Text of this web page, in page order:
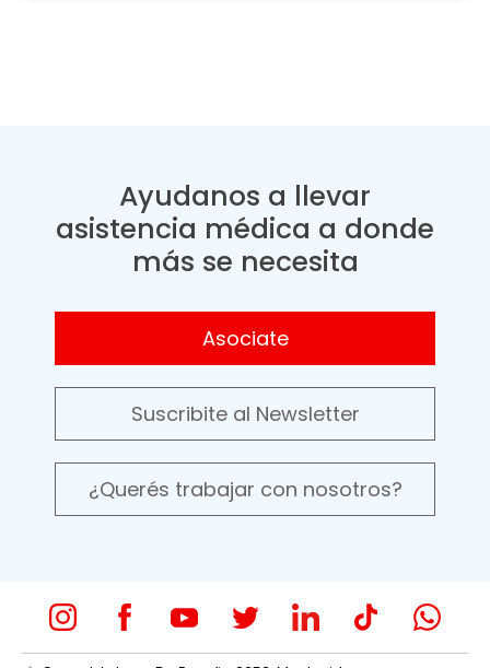
Ayudanos a llevar
asistencia médica a donde
más se necesita
Asociate
Suscribite al Newsletter
¿Querés trabajar con nosotros?